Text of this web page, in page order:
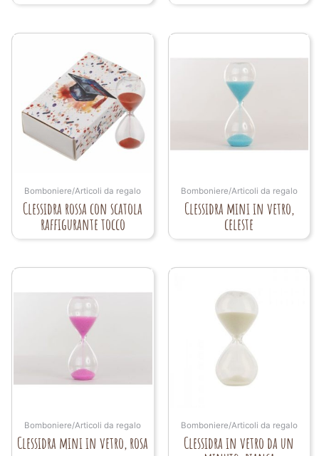
Bomboniere/Articoli da regalo
Clessidra rossa con scatola
raffigurante tocco
Bomboniere/Articoli da regalo
Clessidra mini in vetro,
celeste
Bomboniere/Articoli da regalo
Clessidra mini in vetro, rosa
Bomboniere/Articoli da regalo
Clessidra in vetro da un